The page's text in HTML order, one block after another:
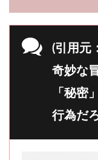
(引用元
奇妙な
「秘密
行為だ